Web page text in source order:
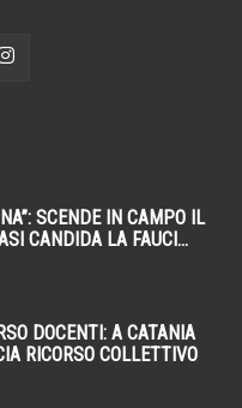
SCENDE IN CAMPO IL
CANDIDA LA FAUCI...
DOCENTI: A CATANIA
RICORSO COLLETTIVO